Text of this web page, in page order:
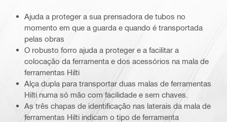
Ajuda a proteger a sua prensadora de tubos no
momento em que a guarda e quando é transportada
pelas obras
O robusto forro ajuda a proteger e a facilitar a
colocação da ferramenta e dos acessórios na mala de
ferramentas Hilti
Alça dupla para transportar duas malas de ferramentas
Hilti numa só mão com facilidade e sem chaves.
As três chapas de identificação nas laterais da mala de
ferramentas Hilti indicam o tipo de ferramenta